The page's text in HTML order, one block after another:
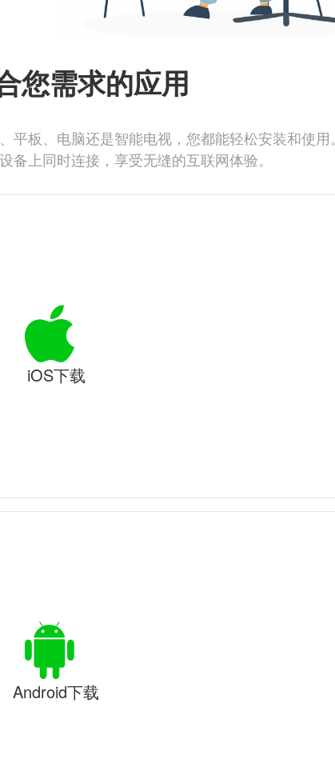
您需求的应用
板、电脑还是智能电视，您都能轻松安装和使用。
备上同时连接，享受无缝的互联网体验。
iOS下载
Android下载